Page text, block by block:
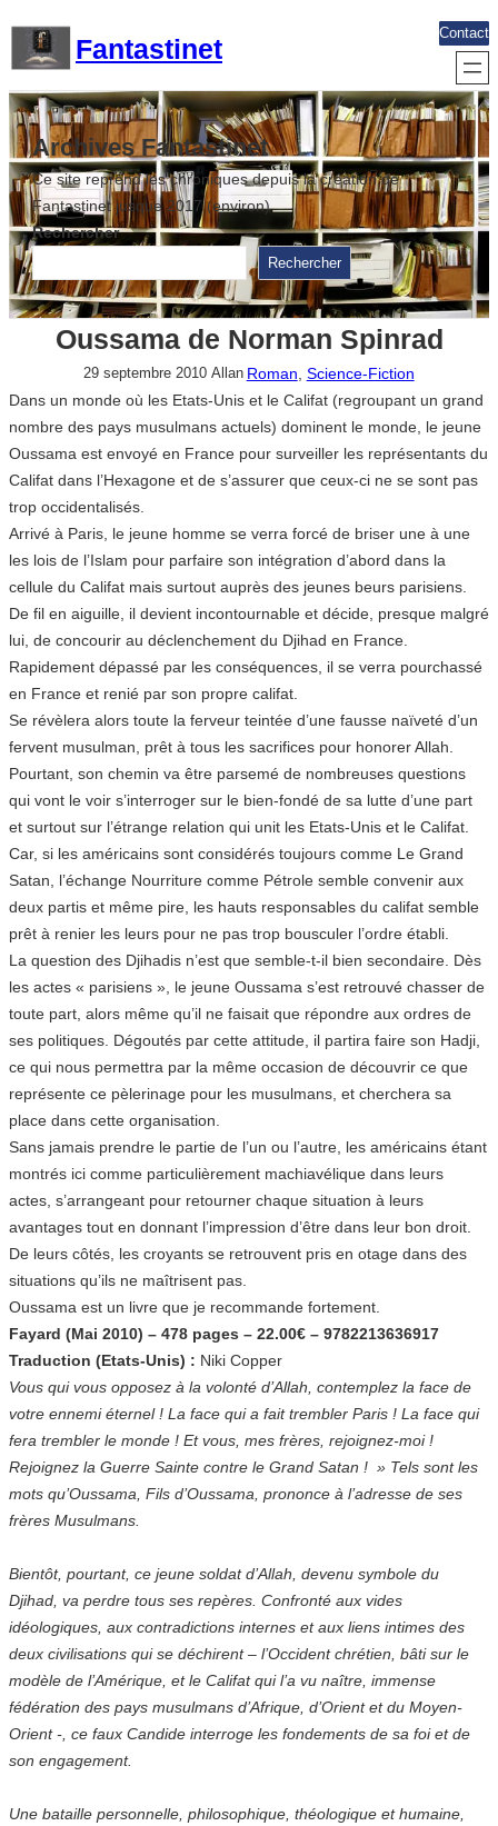
contenu
Fantastinet
Contact
Archives Fantastinet
Ce site reprend les chroniques depuis la création de
Fantastinet jusque 2017 (environ)
Rechercher
Rechercher
Oussama de Norman Spinrad
29 septembre 2010 Allan Roman Science-Fiction
Dans un monde où les Etats-Unis et le Califat (regroupant un grand
nombre des pays musulmans actuels) dominent le monde, le jeune
Oussama est envoyé en France pour surveiller les représentants du
Califat dans l’Hexagone et de s’assurer que ceux-ci ne se sont pas
trop occidentalisés.
Arrivé à Paris, le jeune homme se verra forcé de briser une à une
les lois de l’Islam pour parfaire son intégration d’abord dans la
cellule du Califat mais surtout auprès des jeunes beurs parisiens.
De fil en aiguille, il devient incontournable et décide, presque malgré
lui, de concourir au déclenchement du Djihad en France.
Rapidement dépassé par les conséquences, il se verra pourchassé
en France et renié par son propre califat.
Se révèlera alors toute la ferveur teintée d’une fausse naïveté d’un
fervent musulman, prêt à tous les sacrifices pour honorer Allah.
Pourtant, son chemin va être parsemé de nombreuses questions
qui vont le voir s’interroger sur le bien-fondé de sa lutte d’une part
et surtout sur l’étrange relation qui unit les Etats-Unis et le Califat.
Car, si les américains sont considérés toujours comme Le Grand
Satan, l’échange Nourriture comme Pétrole semble convenir aux
deux partis et même pire, les hauts responsables du califat semble
prêt à renier les leurs pour ne pas trop bousculer l’ordre établi.
La question des Djihadis n’est que semble-t-il bien secondaire. Dès
les actes « parisiens », le jeune Oussama s’est retrouvé chasser de
toute part, alors même qu’il ne faisait que répondre aux ordres de
ses politiques. Dégoutés par cette attitude, il partira faire son Hadji,
ce qui nous permettra par la même occasion de découvrir ce que
représente ce pèlerinage pour les musulmans, et cherchera sa
place dans cette organisation.
Sans jamais prendre le partie de l’un ou l’autre, les américains étant
montrés ici comme particulièrement machiavélique dans leurs
actes, s’arrangeant pour retourner chaque situation à leurs
avantages tout en donnant l’impression d’être dans leur bon droit.
De leurs côtés, les croyants se retrouvent pris en otage dans des
situations qu’ils ne maîtrisent pas.
Oussama est un livre que je recommande fortement.
Fayard (Mai 2010) – 478 pages – 22.00€ – 9782213636917
Traduction (Etats-Unis) : Niki Copper
Vous qui vous opposez à la volonté d’Allah, contemplez la face de
votre ennemi éternel ! La face qui a fait trembler Paris ! La face qui
fera trembler le monde ! Et vous, mes frères, rejoignez-moi !
Rejoignez la Guerre Sainte contre le Grand Satan ! » Tels sont les
mots qu’Oussama, Fils d’Oussama, prononce à l’adresse de ses
frères Musulmans.
Bientôt, pourtant, ce jeune soldat d’Allah, devenu symbole du
Djihad, va perdre tous ses repères. Confronté aux vides
idéologiques, aux contradictions internes et aux liens intimes des
deux civilisations qui se déchirent – l’Occident chrétien, bâti sur le
modèle de l’Amérique, et le Califat qui l’a vu naître, immense
fédération des pays musulmans d’Afrique, d’Orient et du Moyen-
Orient -, ce faux Candide interroge les fondements de sa foi et de
son engagement.
Une bataille personnelle, philosophique, théologique et humaine,